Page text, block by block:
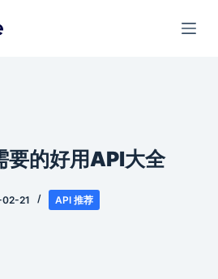
要的好用API大全
21 API 推荐